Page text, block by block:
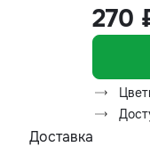
270
Доставка